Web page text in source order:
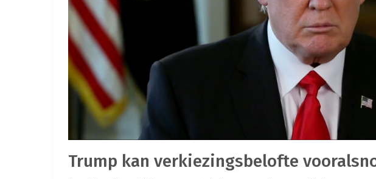
Trump kan verkiezingsbelofte